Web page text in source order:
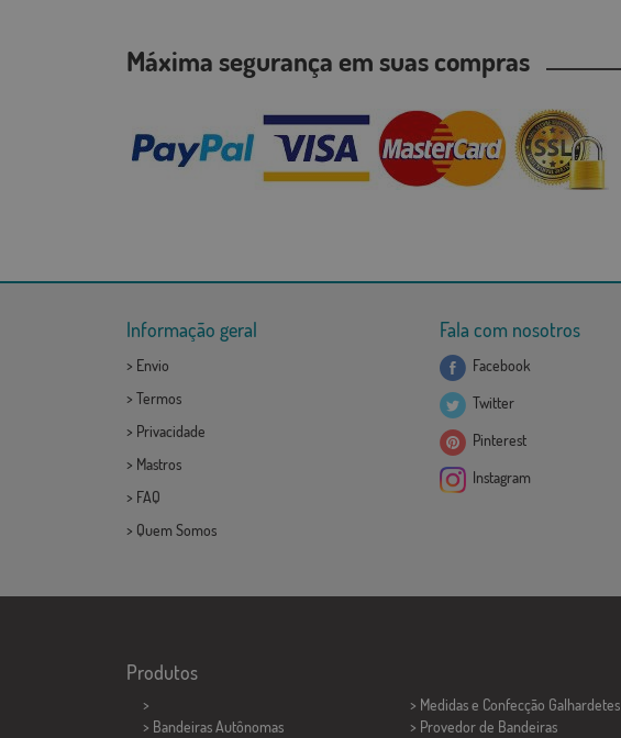
Máxima segurança em suas compras
Informação geral
> Envio
> Termos
> Privacidade
> Mastros
> FAQ
> Quem Somos
Fala com nosotros
Facebook
Twitter
Pinterest
Instagram
Produtos
>
> Bandeiras Autônomas
> Medidas e Confecção Galhardetes
> Provedor de Bandeiras